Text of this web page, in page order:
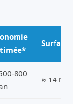
Surface
800
≈ 14 m²